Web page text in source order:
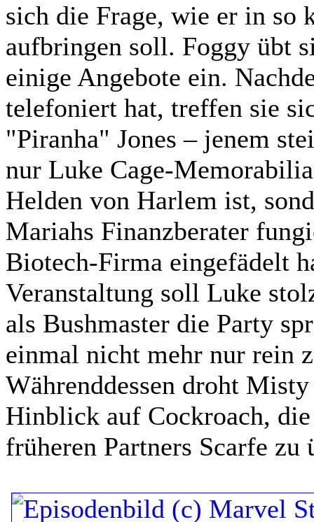
sich die Frage, wie er in so
aufbringen soll. Foggy übt
einige Angebote ein.
telefoniert hat, treffen sie
"Piranha" Jones – jenem
nur Luke Cage-
Helden von Harlem ist,
Mariahs Finanzberater
Biotech-Firma eingefädelt
Veranstaltung soll Luke
als Bushmaster die Party
einmal nicht mehr nur rein
Währenddessen droht
Hinblick auf Cockroach,
früheren Partners Scarfe